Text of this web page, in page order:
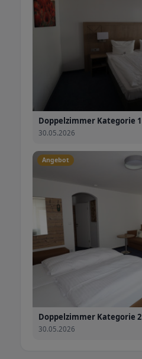
Doppelzimmer Kategorie 1
30.05.2026
Angebot
Doppelzimmer Kategorie 2
30.05.2026